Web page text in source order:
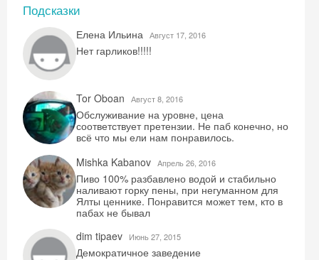
Подсказки
Елена Ильина Август 17, 2016
Нет гарликов!!!!!
Tor Oboan Август 8, 2016
Обслуживание на уровне, цена
соответствует претензии. Не паб конечно, но
всё что мы ели нам понравилось.
Mishka Kabanov Aпрель 26, 2016
Пиво 100% разбавлено водой и стабильно
наливают горку пены, при негуманном для
Ялты ценнике. Понравится может тем, кто в
пабах не бывал
dim tipaev
Июнь 27, 2015
Демократичное заведение